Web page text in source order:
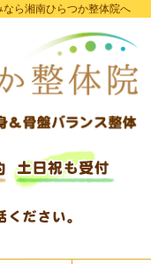
ら湘南ひらつか整体院へ